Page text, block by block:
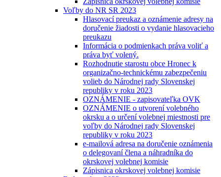
Voľby do NR SR 2023
Hlasovací preukaz a oznámenie adresy na
doručenie žiadosti o vydanie hlasovacieho
preukazu
Informácia o podmienkach práva voliť a
práva byť volený.
Rozhodnutie starostu obce Hronec k
organizačno-technickému zabezpečeniu
volieb do Národnej rady Slovenskej
republiky v roku 2023
OZNÁMENIE - zapisovateľka OVK
OZNÁMENIE o utvorení volebného
okrsku a o určení volebnej miestnosti pre
voľby do Národnej rady Slovenskej
republiky v roku 2023
e-mailová adresa na doručenie oznámenia
o delegovaní člena a náhradníka do
okrskovej volebnej komisie
Zápisnica okrskovej volebnej komisie